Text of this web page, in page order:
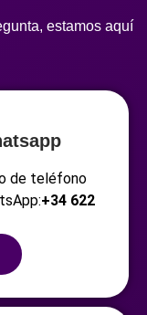
estamos aquí
de teléfono
+34 622